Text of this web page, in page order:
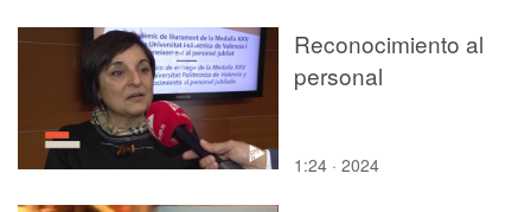
Reconocimiento al
personal
1:24 · 2024